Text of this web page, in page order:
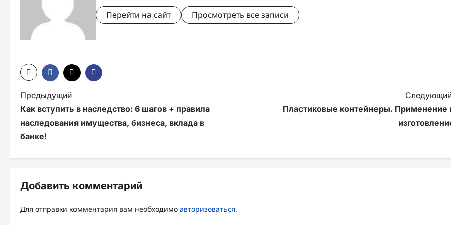
Перейти на сайт Просмотреть все записи
Н
а
в
а
ц
Предыдущий
Как вступить в наследство: 6 шагов + правила
наследования имущества, бизнеса, вклада в
банке!
Пластиковые контейнеры. Применение
Добавить комментарий
Для отправки комментария вам необходимо авторизоваться.